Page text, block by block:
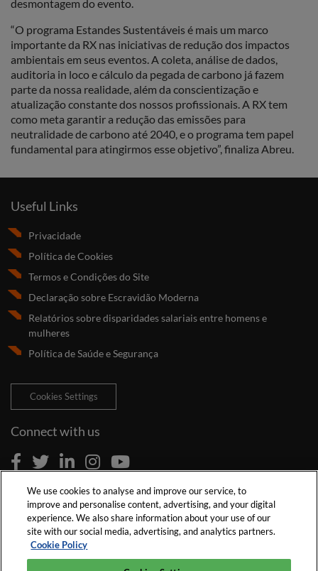
desmontagem do evento.
“O programa Estandes Sustentáveis é mais um marco
importante da RX nas iniciativas de redução dos impactos
ambientais em seus eventos. A coleta, análise de dados,
auditoria in loco e cálculo da pegada de carbono já fazem
parte da nossa realidade, além da conscientização e
atualização constante dos nossos profissionais. A RX tem
como meta garantir a redução das emissões para
neutralidade de carbono até 2040, e o programa tem papel
fundamental para atingirmos esse objetivo”, finaliza Abreu.
Useful Links
Privacidade
Política de Cookies
Termos e Condições do Site
Declaração sobre Escravidão Moderna
Relatórios sobre disparidades salariais entre homens e
mulheres
Política de Saúde e Segurança
Cookies Settings
Connect with us
We use cookies to analyse and improve our service, to
improve and personalise content, advertising, and your digital
experience. We also share information about your use of our
site with our social media, advertising, and analytics partners.
Cookie Policy